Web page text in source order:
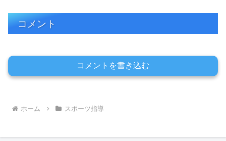
コメント
コメントを書き込む
ホーム スポーツ指導